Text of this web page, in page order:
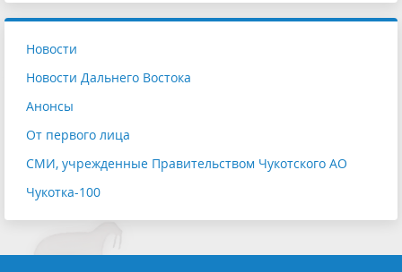
Новости
Новости Дальнего Востока
Анонсы
От первого лица
СМИ, учрежденные Правительством Чукотского АО
Чукотка-100